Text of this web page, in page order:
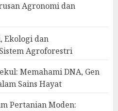
Agronomi dan
Ekologi dan
Agroforestri
Memahami DNA, Gen
Sains Hayat
Pertanian Moden: